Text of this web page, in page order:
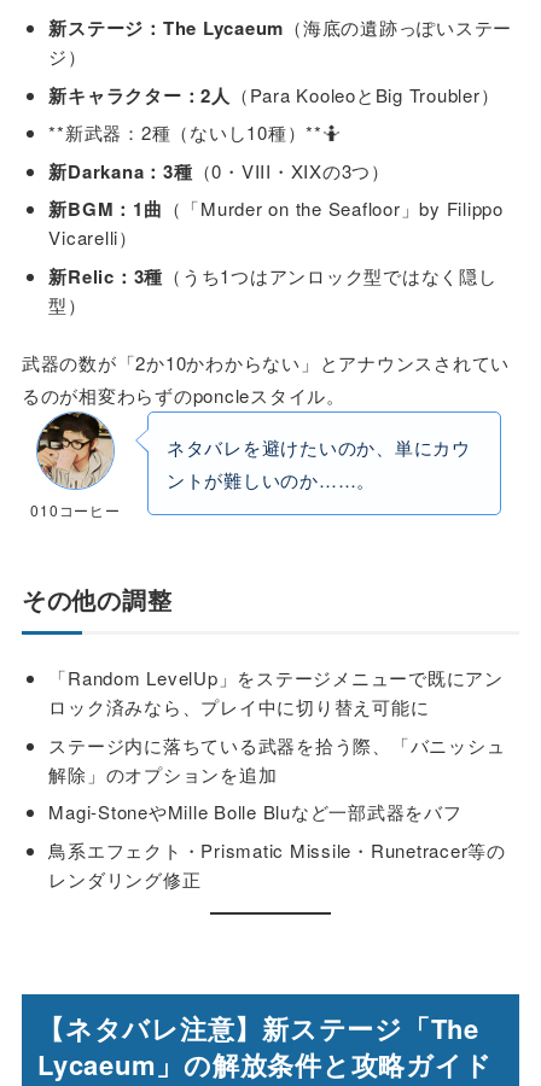
新ステージ：The Lycaeum （海底の遺跡っぽいステー
ジ）
新キャラクター：2人 （Para KooleoとBig Troubler）
**新武器：2種（ないし10種）**🤷
新Darkana：3種 （0・VIII・XIXの3つ）
新BGM：1曲 （「Murder on the Seafloor」by Filippo
Vicarelli）
新Relic：3種 （うち1つはアンロック型ではなく隠し
型）
武器の数が「2か10かわからない」とアナウンスされてい
るのが相変わらずのponcleスタイル。
010コーヒー
ネタバレを避けたいのか、単にカウ
ントが難しいのか……。
その他の調整
「Random LevelUp」をステージメニューで既にアン
ロック済みなら、プレイ中に切り替え可能に
ステージ内に落ちている武器を拾う際、「バニッシュ
解除」のオプションを追加
Magi-StoneやMille Bolle Bluなど一部武器をバフ
鳥系エフェクト・Prismatic Missile・Runetracer等の
レンダリング修正
【ネタバレ注意】新ステージ「The
Lycaeum」の解放条件と攻略ガイド